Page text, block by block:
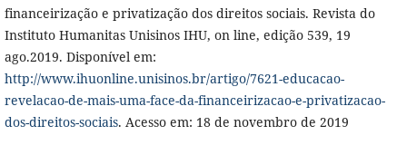
financeirização e privatização dos direitos sociais. Revista do
Instituto Humanitas Unisinos IHU, on line, edição 539, 19
ago.2019. Disponível em:
http://www.ihuonline.unisinos.br/artigo/7621-educacao-
revelacao-de-mais-uma-face-da-financeirizacao-e-privatizacao-
dos-direitos-sociais. Acesso em: 18 de novembro de 2019